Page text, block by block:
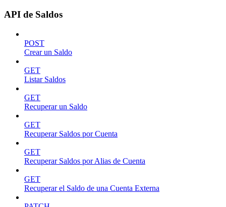
API de Saldos
POST
Crear un Saldo
GET
Listar Saldos
GET
Recuperar un Saldo
GET
Recuperar Saldos por Cuenta
GET
Recuperar Saldos por Alias de Cuenta
GET
Recuperar el Saldo de una Cuenta Externa